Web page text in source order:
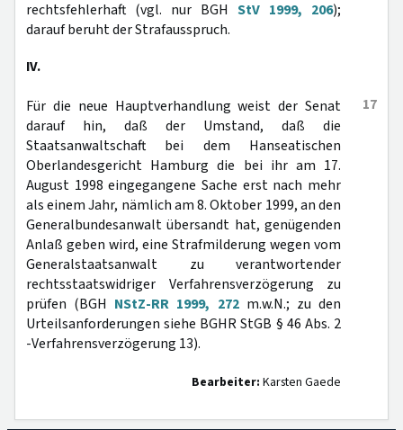
rechtsfehlerhaft (vgl. nur BGH StV 1999, 206);
darauf beruht der Strafausspruch.
IV.
17
Für die neue Hauptverhandlung weist der Senat
darauf hin, daß der Umstand, daß die
Staatsanwaltschaft bei dem Hanseatischen
Oberlandesgericht Hamburg die bei ihr am 17.
August 1998 eingegangene Sache erst nach mehr
als einem Jahr, nämlich am 8. Oktober 1999, an den
Generalbundesanwalt übersandt hat, genügenden
Anlaß geben wird, eine Strafmilderung wegen vom
Generalstaatsanwalt zu verantwortender
rechtsstaatswidriger Verfahrensverzögerung zu
prüfen (BGH NStZ-RR 1999, 272m.w.N.; zu den
Urteilsanforderungen siehe BGHR StGB § 46 Abs. 2
-Verfahrensverzögerung 13).
Bearbeiter: Karsten Gaede